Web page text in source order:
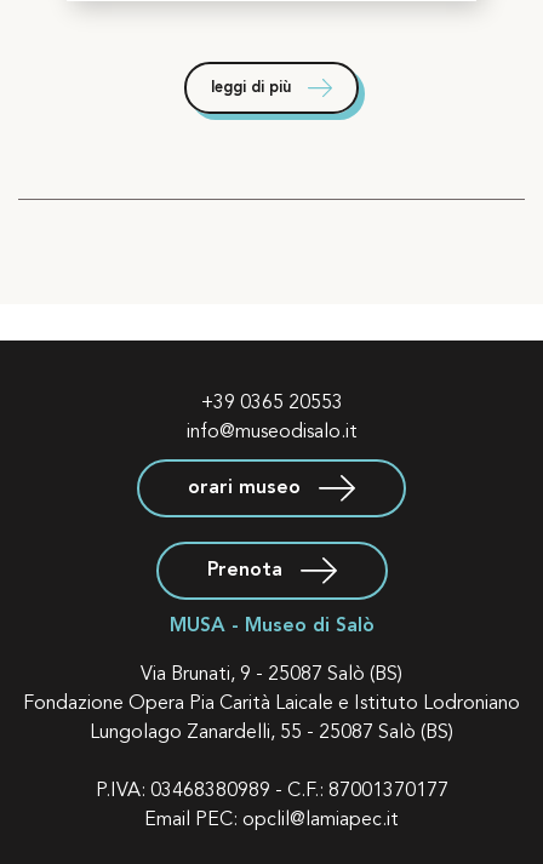
leggi di più
+39 0365 20553
info@museodisalo.it
orari museo
Prenota
MUSA - Museo di Salò
Via Brunati, 9 - 25087 Salò (BS)
Fondazione Opera Pia Carità Laicale e Istituto Lodroniano
Lungolago Zanardelli, 55 - 25087 Salò (BS)
P.IVA: 03468380989 - C.F.: 87001370177
Email PEC: opclil@lamiapec.it